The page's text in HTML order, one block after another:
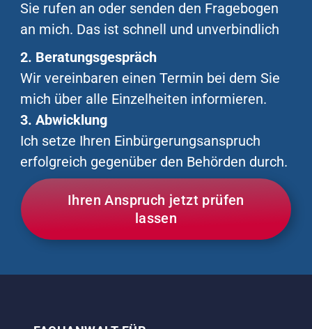
Sie rufen an oder senden den Fragebogen
an mich. Das ist schnell und unverbindlich
2. Beratungsgespräch
Wir vereinbaren einen Termin bei dem Sie
mich über alle Einzelheiten informieren.
3. Abwicklung
Ich setze Ihren Einbürgerungsanspruch
erfolgreich gegenüber den Behörden durch.
Ihren Anspruch jetzt prüfen
lassen